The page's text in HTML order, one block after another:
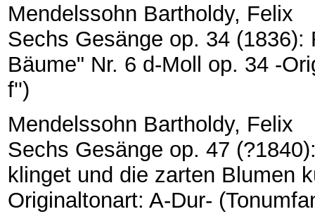
Mendelssohn Bartholdy, Felix
Sechs Gesänge op. 34
Bäume" Nr. 6 d-Moll op. 34 -
f'')
Mendelssohn Bartholdy, Felix
Sechs Gesänge op. 47
klinget und die zarten Blumen
Originaltonart: A-Dur-